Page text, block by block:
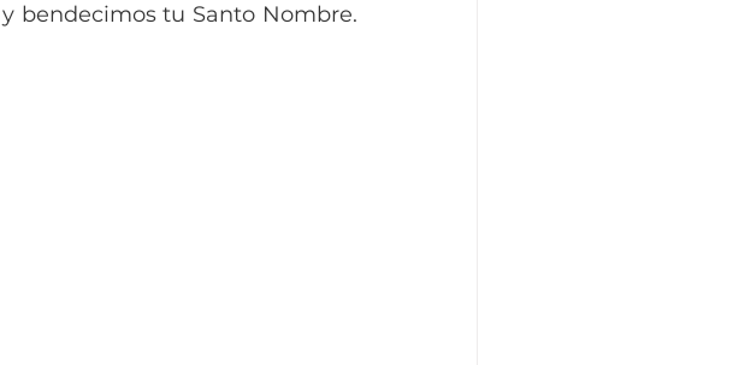
bendecimos tu Santo Nombre.